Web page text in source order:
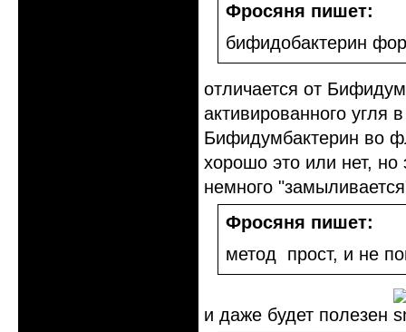
Фросяня пишет:
бифидобактерин
отличается от
активированного угля
Бифидумбактерин во
хорошо это или нет,
немного
Фросяня пишет:
метод прост, и не
и даже будет полезен